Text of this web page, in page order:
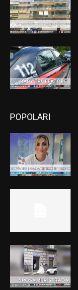
POPOLARI